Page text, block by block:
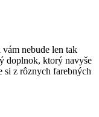
nebude len tak
doplnok, ktorý navyše
si z rôznych farebných